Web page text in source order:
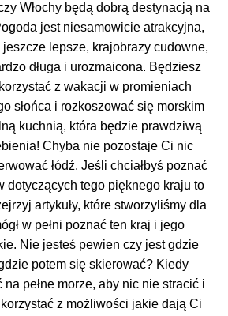
Włochy będą dobrą destynacją na
jest niesamowicie atrakcyjna,
lepsze, krajobrazy cudowne,
długa i urozmaicona. Będziesz
korzystać z wakacji w promieniach
słońca i rozkoszować się morskim
kuchnią, która będzie prawdziwą
Chyba nie pozostaje Ci nic
łódź. Jeśli chciałbyś poznać
dotyczących tego pięknego kraju to
artykuły, które stworzyliśmy dla
w pełni poznać ten kraj i jego
Nie jesteś pewien czy jest gdzie
potem się skierować? Kiedy
na pełne morze, aby nic nie stracić i
z możliwości jakie dają Ci